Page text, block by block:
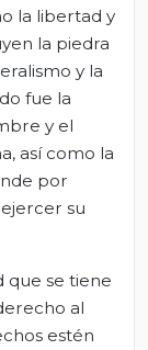
la libertad y
la piedra
y la
fue la
y el
así como la
por
su
que se tiene
al
estén